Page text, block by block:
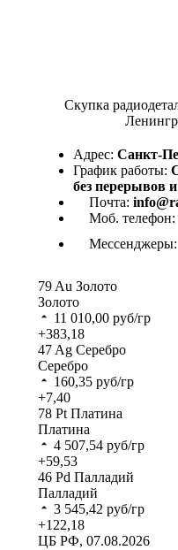
Скупка
Адрес: Санкт-
График работы:
без перерывов
Почта:
Моб. телефон:
Мессенджеры:
79Au Золото
Золото
11 010,00 руб/гр
+383,18
47Ag Серебро
Серебро
160,35 руб/гр
+7,40
78 Pt Платина
Платина
4 507,54 руб/гр
+59,53
46 Pd Палладий
Палладий
3 545,42 руб/гр
+122,18
ЦБ РФ, 07.08.2026